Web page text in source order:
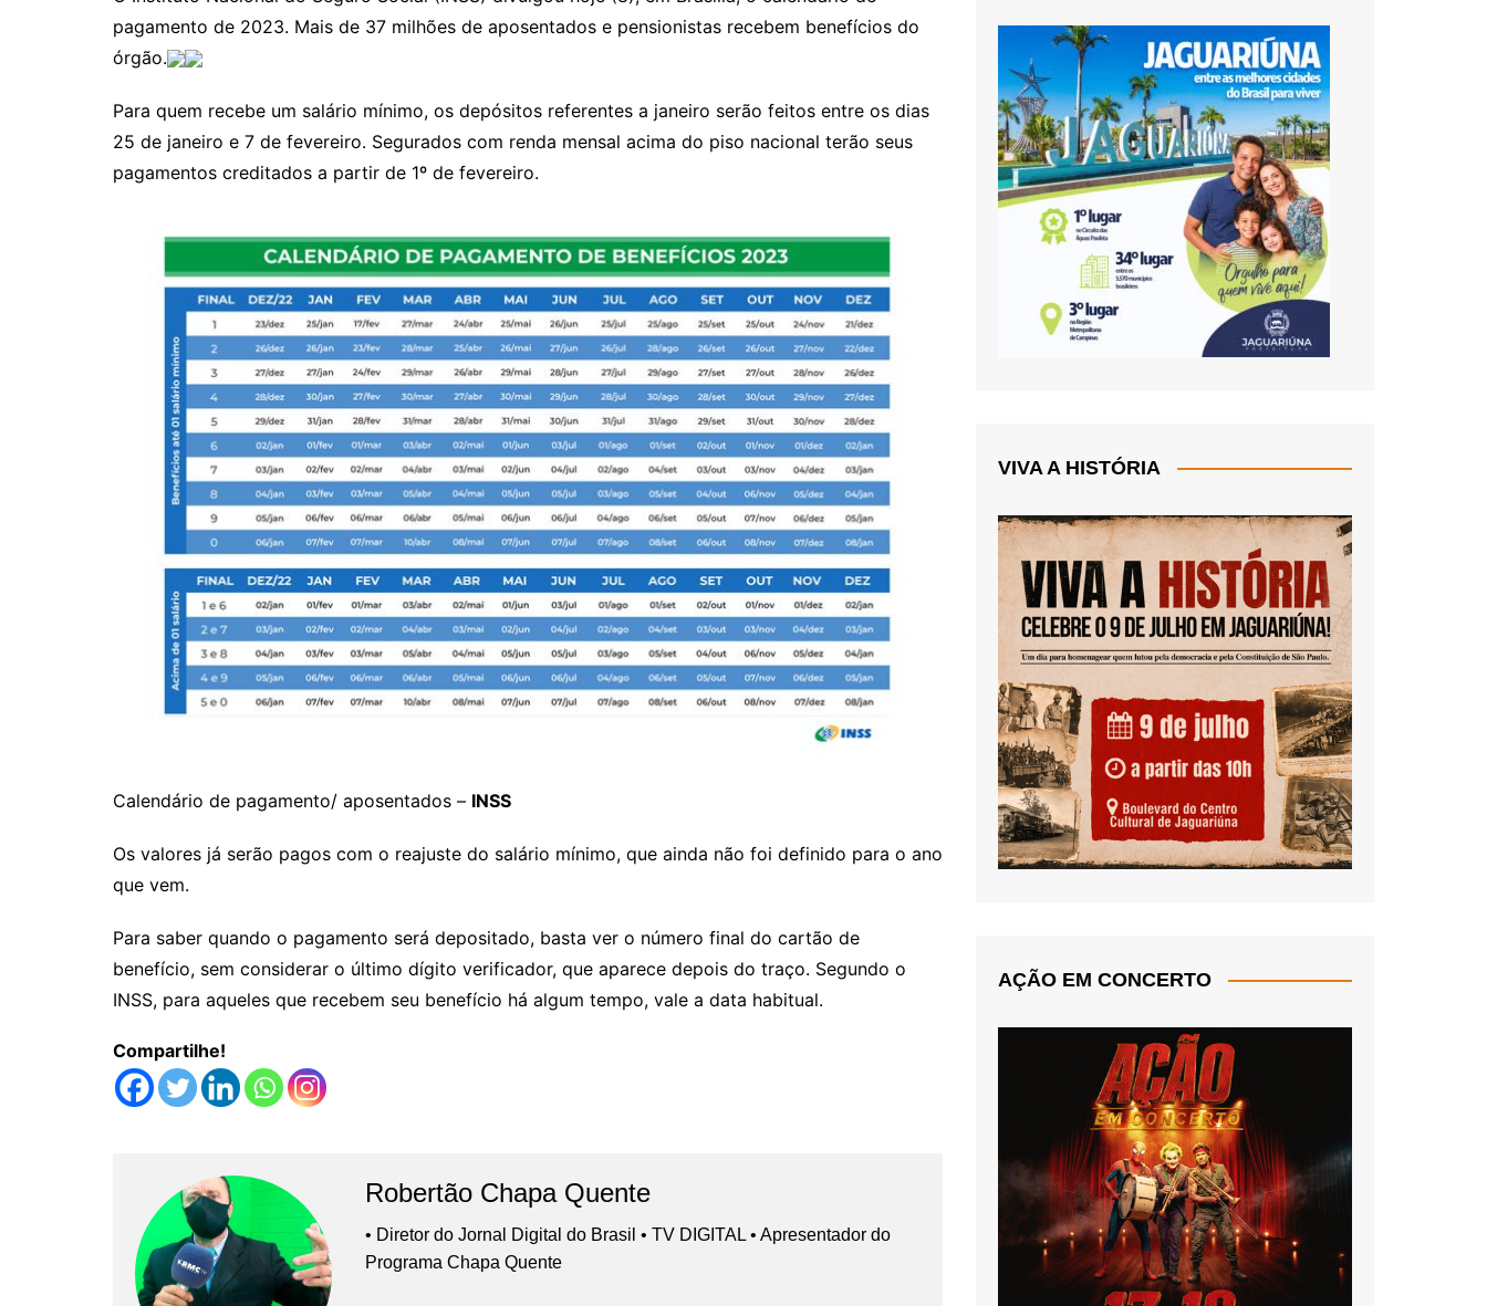
pagamento de 2023. Mais de 37 milhões de aposentados e pensionistas recebem benefícios do
órgão.
Para quem recebe um salário mínimo, os depósitos referentes a janeiro serão feitos entre os dias
25 de janeiro e 7 de fevereiro. Segurados com renda mensal acima do piso nacional terão seus
pagamentos creditados a partir de 1º de fevereiro.
Calendário de pagamento/ aposentados – INSS
Os valores já serão pagos com o reajuste do salário mínimo, que ainda não foi definido para o ano
que vem.
Para saber quando o pagamento será depositado, basta ver o número final do cartão de
benefício, sem considerar o último dígito verificador, que aparece depois do traço. Segundo o
INSS, para aqueles que recebem seu benefício há algum tempo, vale a data habitual.
Compartilhe!
Robertão Chapa Quente
• Diretor do Jornal Digital do Brasil • TV DIGITAL • Apresentador do
Programa Chapa Quente
VIVA A HISTÓRIA
AÇÃO EM CONCERTO